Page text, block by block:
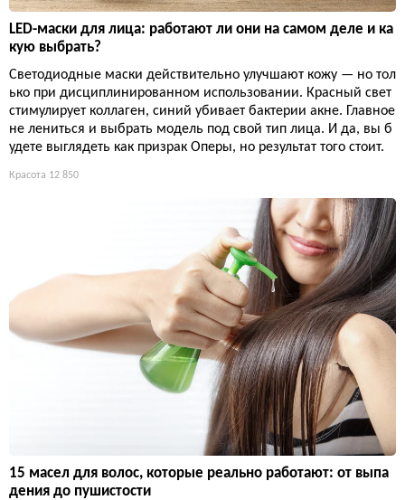
LED-маски для лица: работают ли они на самом деле и ка
кую выбрать?
Светодиодные маски действительно улучшают кожу — но тол
ько при дисциплинированном использовании. Красный свет
стимулирует коллаген, синий убивает бактерии акне. Главное
не лениться и выбрать модель под свой тип лица. И да, вы б
удете выглядеть как призрак Оперы, но результат того стоит.
Красота 12 850
15 масел для волос, которые реально работают: от выпа
дения до пушистости